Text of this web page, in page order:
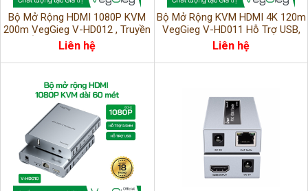
Bộ Mở Rộng HDMI 1080P KVM
200m VegGieg V-HD012 , Truyền
Hình Ảnh & USB Qua Cáp Mạng
Liên hệ
Bộ Mở Rộng KVM HDMI 4K 120m
VegGieg V-HD011 Hỗ Trợ USB,
Âm Thanh, Điều Khiển Từ Xa
Liên hệ